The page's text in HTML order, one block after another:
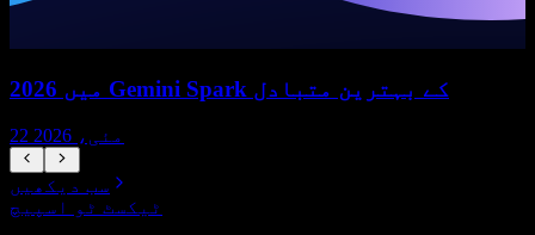
2026 میں Gemini Spark کے بہترین متبادل
22 مئی، 2026
سب دیکھیں
ٹیکسٹ ٹو اسپیچ